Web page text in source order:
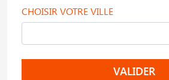
CHOISIR VOTRE VILLE
VALIDER